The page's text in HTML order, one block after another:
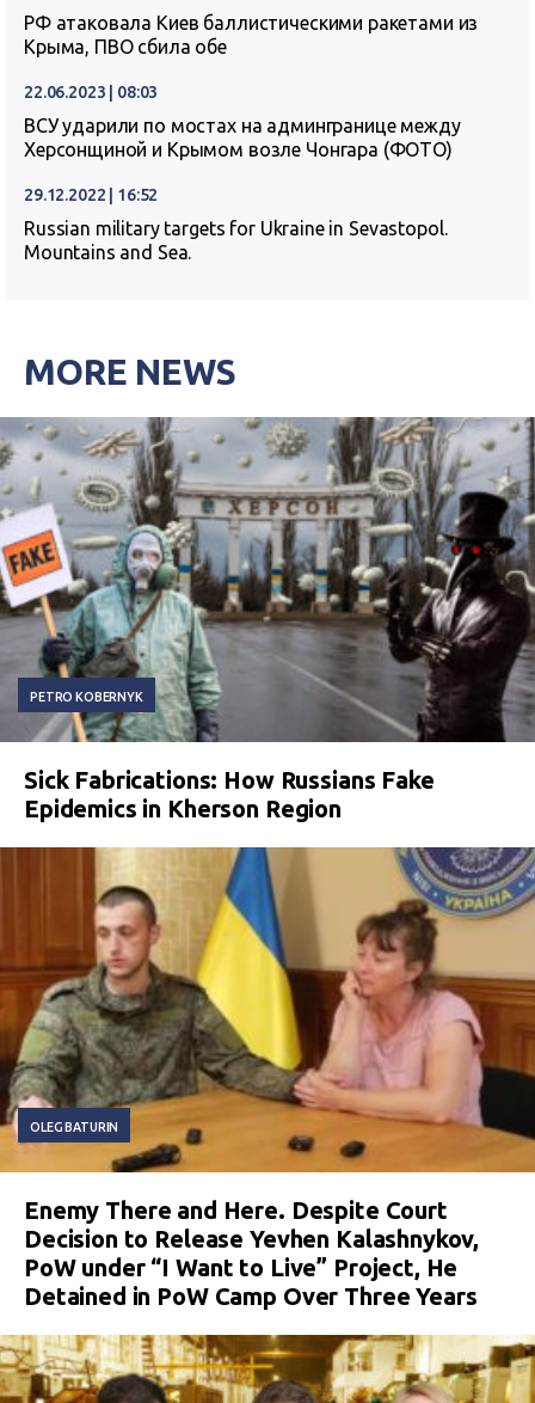
РФ атаковала Киев баллистическими ракетами из
Крыма, ПВО сбила обе
22.06.2023 | 08:03
ВСУ ударили по мостах на админгранице между
Херсонщиной и Крымом возле Чонгара (ФОТО)
29.12.2022 | 16:52
Russian military targets for Ukraine in Sevastopol.
Mountains and Sea.
MORE NEWS
PETRO KOBERNYK
Sick Fabrications: How Russians Fake
Epidemics in Kherson Region
OLEG BATURIN
Enemy There and Here. Despite Court
Decision to Release Yevhen Kalashnykov,
PoW under “I Want to Live” Project, He
Detained in PoW Camp Over Three Years